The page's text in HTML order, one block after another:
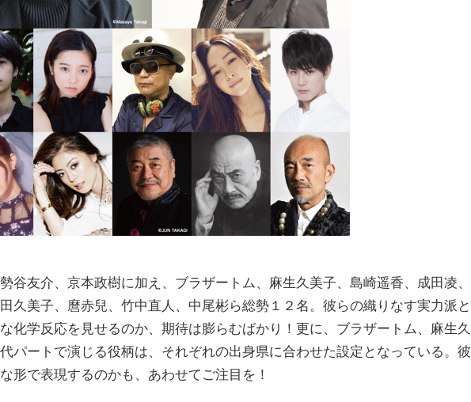
谷友介、京本政樹に加え、ブラザートム、麻生久美子、島崎遥香、成田凌、
久美子、麿赤兒、竹中直人、中尾彬ら総勢１２名。彼らの織りなす実力派と
化学反応を見せるのか、期待は膨らむばかり！更に、ブラザートム、麻生久
パートで演じる役柄は、それぞれの出身県に合わせた設定となっている。彼
形で表現するのかも、あわせてご注目を！